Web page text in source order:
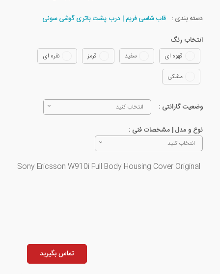
دسته بندی : قاب شاسی فریم | درب پشت باتری گوشی سونی
انتخاب رنگ
قهوه ای سفید قرمز نقره ای
مشکی
وضعیت گارانتی : انتخاب کنید
نوع و مدل | مشخصات فنی :
انتخاب کنید
Sony Ericsson W910i Full Body Housing Cover Original
تماس بگیرید